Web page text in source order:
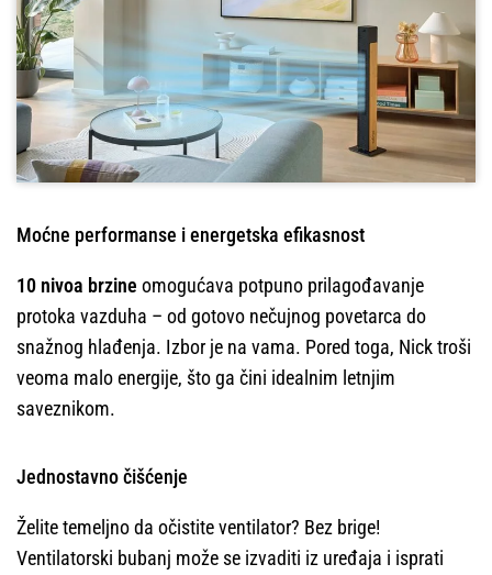
Moćne performanse i energetska efikasnost
10 nivoa brzine omogućava potpuno prilagođavanje
protoka vazduha – od gotovo nečujnog povetarca do
snažnog hlađenja. Izbor je na vama. Pored toga, Nick troši
veoma malo energije, što ga čini idealnim letnjim
saveznikom.
Jednostavno čišćenje
Želite temeljno da očistite ventilator? Bez brige!
Ventilatorski bubanj može se izvaditi iz uređaja i isprati